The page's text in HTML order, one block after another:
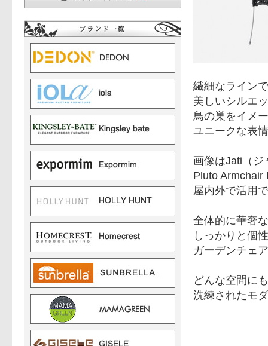
繊細なライン
美しいシルエ
鳥の巣をイメ
ユニークな表
画像はJati（ジ
Pluto Armchair
屋内外で活用
全体的に華奢
しっかりと個
ガーデンチェ
どんな空間にも
洗練されたモ